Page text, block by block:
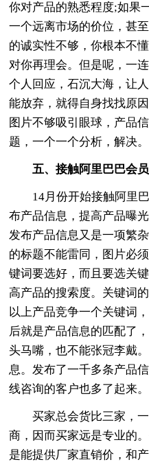
你对产品的熟悉程度;如果
一个远离市场的价位，甚
的诚实性不够，你根本不
对你再理会。但是呢，一
个人回应，石沉大海，让
能放弃，就得自身找找原
图片不够吸引眼球，产品
题，一个一个分析，解决。
五、接触阿里巴巴会
14月份开始接触阿里巴
布产品信息，提高产品曝
发布产品信息又是一项繁
的标题不能雷同，图片必
键词要选好，而且要选关
高产品的搜索度。关键词
以上产品竞争一个关键词
后就是产品信息的匹配了
头马嘴，也不能张冠李戴
息。发布了一千多条产品
线咨询的客户也多了起来。
买家总会货比三家，一
商，因而买家远是专业的
是能提供厂家直销价，和